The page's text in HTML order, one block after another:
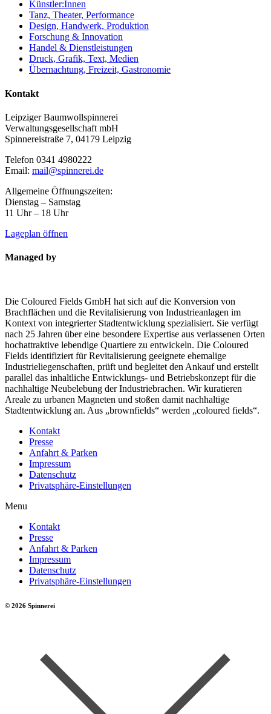
Künstler:Innen
Tanz, Theater, Performance
Design, Handwerk, Produktion
Forschung & Innovation
Handel & Dienstleistungen
Druck, Grafik, Text, Medien
Übernachtung, Freizeit, Gastronomie
Kontakt
Leipziger Baumwollspinnerei
Verwaltungsgesellschaft mbH
Spinnereistraße 7, 04179 Leipzig
Telefon 0341 4980222
Email: mail@spinnerei.de
Allgemeine Öffnungszeiten:
Dienstag – Samstag
11 Uhr – 18 Uhr
Lageplan öffnen
Managed by
Die Coloured Fields GmbH hat sich auf die Konversion von
Brachflächen und die Revitalisierung von Industrieanlagen im
Kontext von integrierter Stadtentwicklung spezialisiert. Sie verfügt
nach 25 Jahren über eine besondere Expertise aus verlassenen Orten
hochattraktive lebendige Quartiere zu entwickeln. Die Coloured
Fields identifiziert für Revitalisierung geeignete ehemalige
Industrieliegenschaften, prüft und begleitet den Ankauf und erstellt
parallel das inhaltliche Entwicklungs- und Betriebskonzept für die
nachhaltige Neubelebung der Industriebrachen. Wir kuratieren
Areale zu urbanen Magneten und stoßen damit nachhaltige
Stadtentwicklung an. Aus „brownfields“ werden „coloured fields“.
Kontakt
Presse
Anfahrt & Parken
Impressum
Datenschutz
Privatsphäre-Einstellungen
Menu
Kontakt
Presse
Anfahrt & Parken
Impressum
Datenschutz
Privatsphäre-Einstellungen
© 2026 Spinnerei